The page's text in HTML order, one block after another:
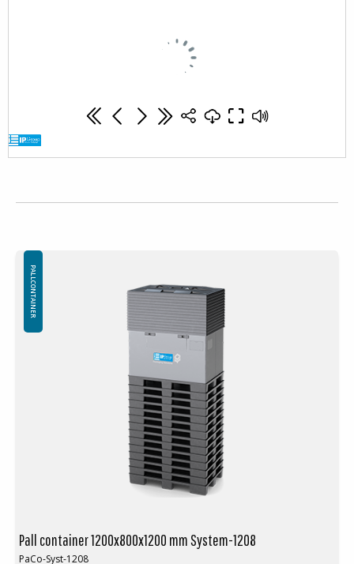
Volum reduksjon: 75 %
Pall container 1200x800x1200 mm System-1208
PaCo-Syst-1208
PALLCONTAINER